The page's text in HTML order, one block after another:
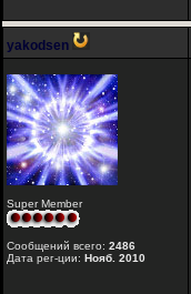
yakodsen
Super Member
Сообщений всего: 2486
Дата рег-ции: Нояб. 2010